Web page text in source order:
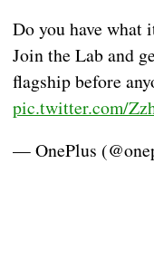
Do you have what
Join the Lab and
flagship before
pic.twitter.com/
— OnePlus